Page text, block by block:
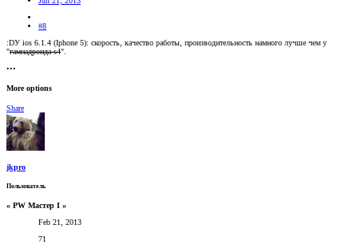
#8
:DУ ios 6.1.4 (Iphone 5): скорость, качество работы, производительность намного лучше чем у
"гамнадроида s4".
•••
More options
Share
jkpro
Пользователь
« PW Мастер I »
Feb 21, 2013
71